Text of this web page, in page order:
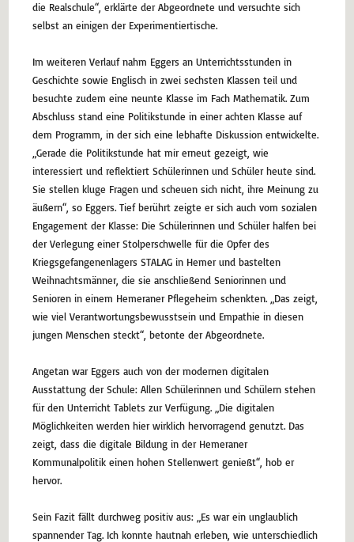
die Realschule“, erklärte der Abgeordnete und versuchte sich
selbst an einigen der Experimentiertische.
Im weiteren Verlauf nahm Eggers an Unterrichtsstunden in
Geschichte sowie Englisch in zwei sechsten Klassen teil und
besuchte zudem eine neunte Klasse im Fach Mathematik. Zum
Abschluss stand eine Politikstunde in einer achten Klasse auf
dem Programm, in der sich eine lebhafte Diskussion entwickelte.
„Gerade die Politikstunde hat mir erneut gezeigt, wie
interessiert und reflektiert Schülerinnen und Schüler heute sind.
Sie stellen kluge Fragen und scheuen sich nicht, ihre Meinung zu
äußern“, so Eggers. Tief berührt zeigte er sich auch vom sozialen
Engagement der Klasse: Die Schülerinnen und Schüler halfen bei
der Verlegung einer Stolperschwelle für die Opfer des
Kriegsgefangenenlagers STALAG in Hemer und bastelten
Weihnachtsmänner, die sie anschließend Seniorinnen und
Senioren in einem Hemeraner Pflegeheim schenkten. „Das zeigt,
wie viel Verantwortungsbewusstsein und Empathie in diesen
jungen Menschen steckt“, betonte der Abgeordnete.
Angetan war Eggers auch von der modernen digitalen
Ausstattung der Schule: Allen Schülerinnen und Schülern stehen
für den Unterricht Tablets zur Verfügung. „Die digitalen
Möglichkeiten werden hier wirklich hervorragend genutzt. Das
zeigt, dass die digitale Bildung in der Hemeraner
Kommunalpolitik einen hohen Stellenwert genießt“, hob er
hervor.
Sein Fazit fällt durchweg positiv aus: „Es war ein unglaublich
spannender Tag. Ich konnte hautnah erleben, wie unterschiedlich